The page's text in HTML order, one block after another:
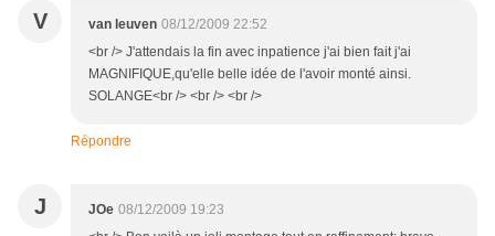
V van leuven 08/12/2009 22:52
<br /> J'attendais la fin avec inpatience j'ai bien fait j'ai
MAGNIFIQUE,qu'elle belle idée de l'avoir monté ainsi.
SOLANGE<br /> <br /> <br />
Répondre
J JOe 08/12/2009 19:23